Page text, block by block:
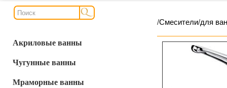
Акриловые ванны
Чугунные ванны
Мраморные ванны
/Смесители/для